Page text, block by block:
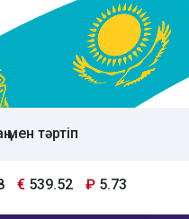
мен тәртіп
€ 539.52 ₽ 5.73